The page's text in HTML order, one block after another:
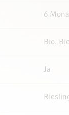
6
Bio.
Ja